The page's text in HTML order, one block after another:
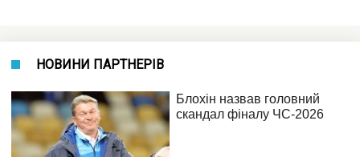
НОВИНИ ПАРТНЕРІВ